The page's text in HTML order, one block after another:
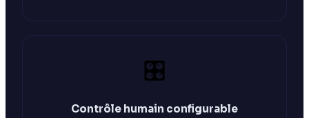
🎛️
Contrôle humain configurable